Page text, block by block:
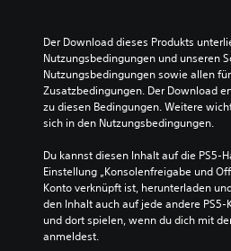
Der Download dieses Produkts
Nutzungsbedingungen und unseren
Nutzungsbedingungen sowie allen
Zusatzbedingungen. Der Download
zu diesen Bedingungen. Weitere
sich in den Nutzungsbedingungen.
Du kannst diesen Inhalt auf die PS5-
Einstellung „Konsolenfreigabe und
Konto verknüpft ist, herunterladen
den Inhalt auch auf jede andere
und dort spielen, wenn du dich mit
anmeldest.